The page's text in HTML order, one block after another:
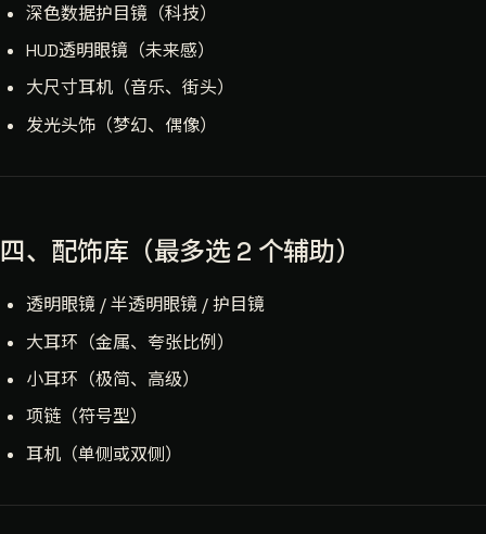
深色数据护目镜（科技）
HUD透明眼镜（未来感）
大尺寸耳机（音乐、街头）
发光头饰（梦幻、偶像）
四、配饰库（最多选 2 个辅助）
透明眼镜 / 半透明眼镜 / 护目镜
大耳环（金属、夸张比例）
小耳环（极简、高级）
项链（符号型）
耳机（单侧或双侧）